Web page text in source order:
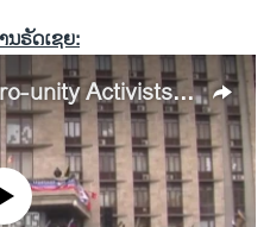
ນຣັດເຊຍ:
In Eastern Ukraine, Pro-unity Activists Emerge from Shadows
available